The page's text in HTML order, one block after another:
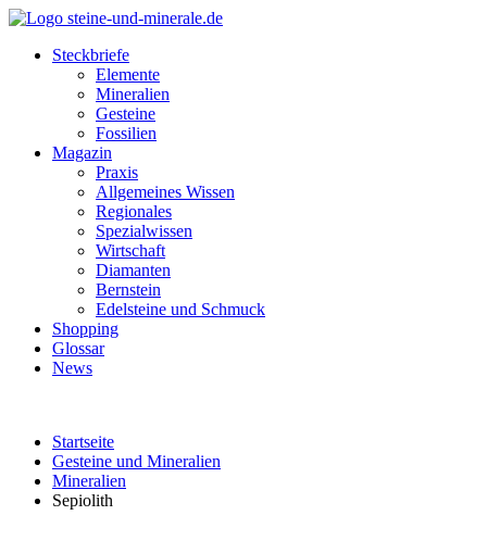
Steckbriefe
Elemente
Mineralien
Gesteine
Fossilien
Magazin
Praxis
Allgemeines Wissen
Regionales
Spezialwissen
Wirtschaft
Diamanten
Bernstein
Edelsteine und Schmuck
Shopping
Glossar
News
Startseite
Gesteine und Mineralien
Mineralien
Sepiolith